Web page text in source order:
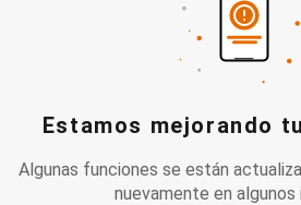
Estamos mejorando
Algunas funciones se están
nuevamente en